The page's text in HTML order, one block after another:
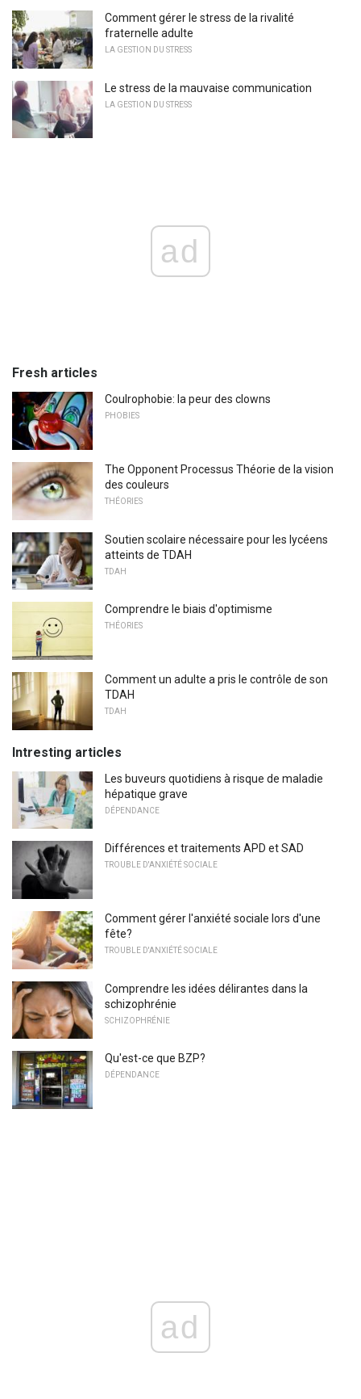
Comment gérer le stress de la rivalité
fraternelle adulte
LA GESTION DU STRESS
Le stress de la mauvaise communication
LA GESTION DU STRESS
ad
Fresh articles
Coulrophobie: la peur des clowns
PHOBIES
The Opponent Processus Théorie de la vision
des couleurs
THÉORIES
Soutien scolaire nécessaire pour les lycéens
atteints de TDAH
TDAH
Comprendre le biais d'optimisme
THÉORIES
Comment un adulte a pris le contrôle de son
TDAH
TDAH
Intresting articles
Les buveurs quotidiens à risque de maladie
hépatique grave
DÉPENDANCE
Différences et traitements APD et SAD
TROUBLE D'ANXIÉTÉ SOCIALE
Comment gérer l'anxiété sociale lors d'une
fête?
TROUBLE D'ANXIÉTÉ SOCIALE
Comprendre les idées délirantes dans la
schizophrénie
SCHIZOPHRÉNIE
Qu'est-ce que BZP?
DÉPENDANCE
ad